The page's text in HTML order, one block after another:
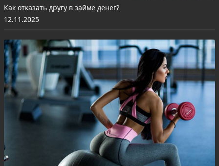
Как отказать другу в займе денег?
12.11.2025